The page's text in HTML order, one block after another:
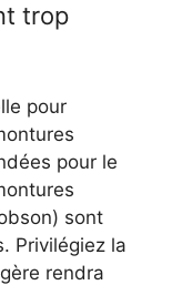
trop
pour
pour le
sont
Privilégiez la
rendra